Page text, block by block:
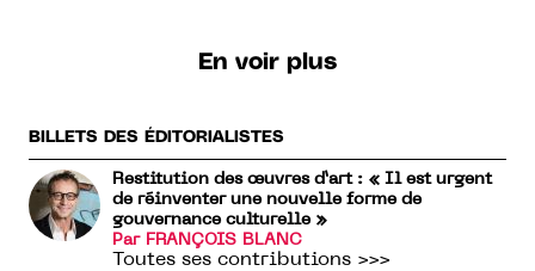
En voir plus
BILLETS DES ÉDITORIALISTES
Restitution des œuvres d’art : « Il est urgent
de réinventer une nouvelle forme de
gouvernance culturelle »
Par FRANÇOIS BLANC
Toutes ses contributions >>>